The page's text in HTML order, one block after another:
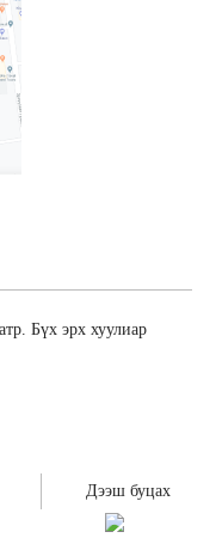
Бүх эрх хуулиар
Дээш буцах